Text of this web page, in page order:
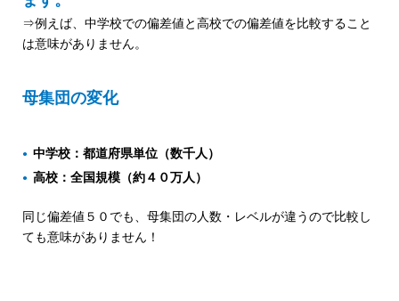
⇒例えば、中学校での偏差値と高校での偏差値を比較すること
は意味がありません。
母集団の変化
中学校：都道府県単位（数千人）
高校：全国規模（約４０万人）
同じ偏差値５０でも、母集団の人数・レベルが違うので比較し
ても意味がありません！